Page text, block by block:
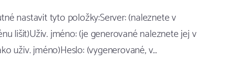
nastavit tyto položky:Server: (naleznete v
lišit)Uživ. jméno: (je generované naleznete jej v
uživ. jméno)Heslo: (vygenerované, v…